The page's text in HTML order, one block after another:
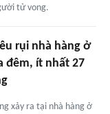
tử vong.
rụi nhà hàng ở
đêm, ít nhất 27
xảy ra tại nhà hàng ở